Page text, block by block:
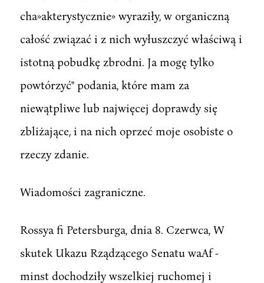
cha»akterystycznie» wyraziły, w organiczną
całość związać i z nich wyłuszczyć właściwą i
istotną pobudkę zbrodni. Ja mogę tylko
powtórzyć" podania, które mam za
niewątpliwe lub najwięcej doprawdy się
zbliżające, i na nich oprzeć moje osobiste o
rzeczy zdanie.
Wiadomości zagraniczne.
Rossya fi Petersburga, dnia 8. Czerwca, W
skutek Ukazu Rządzącego Senatu waAf -
minst dochodziły wszelkiej ruchomej i